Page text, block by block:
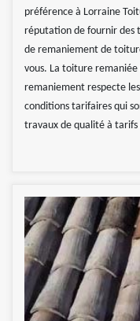
préférence à Lorraine
réputation de fournir des
de remaniement de
vous. La toiture
remaniement respecte
conditions tarifaires qui
travaux de qualité à tarifs